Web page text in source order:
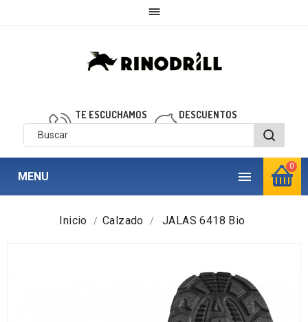

0
TE ESCUCHAMOS
910 850 040
DESCUENTOS
personalizados

MENU
Inicio Calzado JALAS 6418 Bio